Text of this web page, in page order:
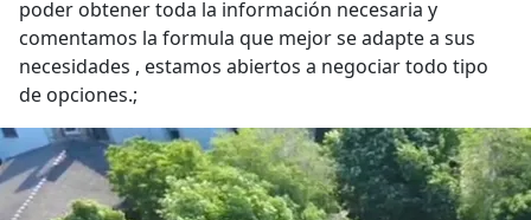
poder obtener toda la información necesaria y
comentamos la formula que mejor se adapte a sus
necesidades , estamos abiertos a negociar todo tipo
de opciones.;